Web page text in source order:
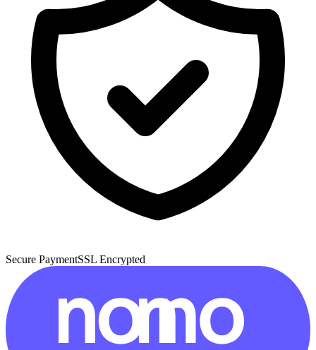
Secure PaymentSSL Encrypted